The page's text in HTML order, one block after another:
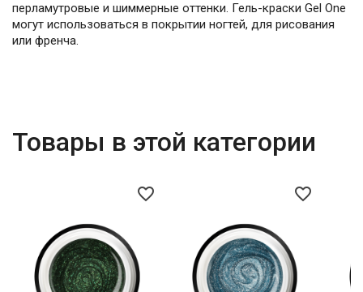
перламутровые и шиммерные оттенки. Гель-краски Gel One
могут использоваться в покрытии ногтей, для рисования
или френча.
Товары в этой категории
favorite_border favorite_border